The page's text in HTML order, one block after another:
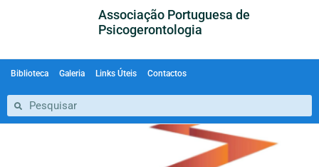
Associação Portuguesa de
Psicogerontologia
Biblioteca Galeria Links Úteis Contactos